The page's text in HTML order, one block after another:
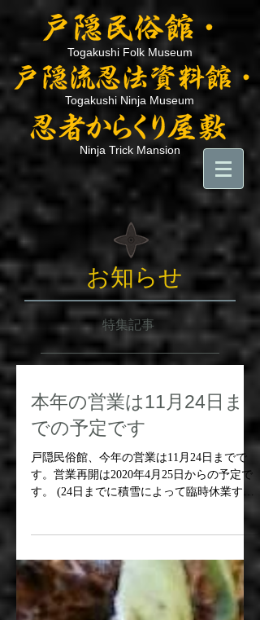
Togakushi Folk Museum
Togakushi Ninja Museum
Ninja Trick Mansion
お知らせ
特集記事
本年の営業は11月24日ま
での予定です
戸隠民俗館、今年の営業は11月24日までで
す。営業再開は2020年4月25日からの予定で
す。 (24日までに積雪によって臨時休業する